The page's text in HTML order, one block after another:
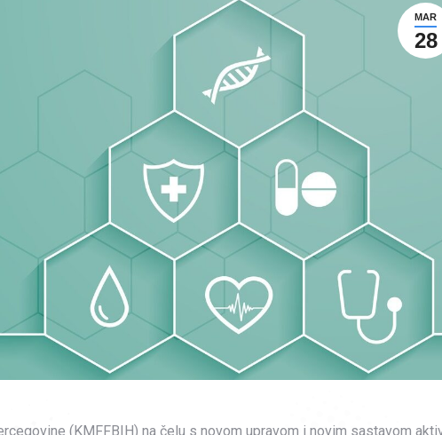
MAR
28
(KMFFBIH) na čelu s novom upravom i novim sastavom